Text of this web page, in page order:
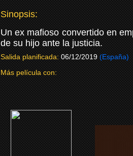
Sinopsis:
Un ex mafioso convertido en
de su hijo ante la justicia.
Salida planificada:06/12/2019 (España)
Más película con: